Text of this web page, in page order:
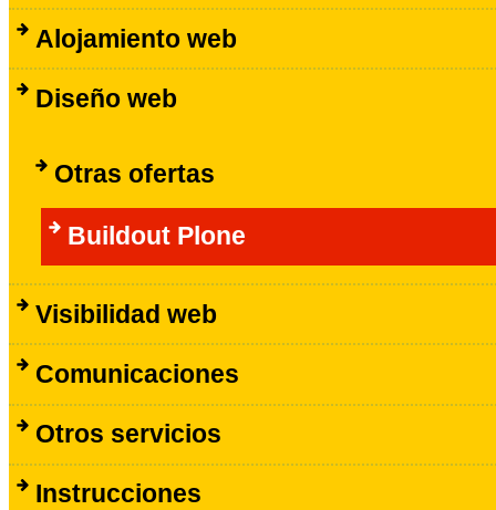
Alojamiento web
Diseño web
Otras ofertas
Buildout Plone
Visibilidad web
Comunicaciones
Otros servicios
Instrucciones